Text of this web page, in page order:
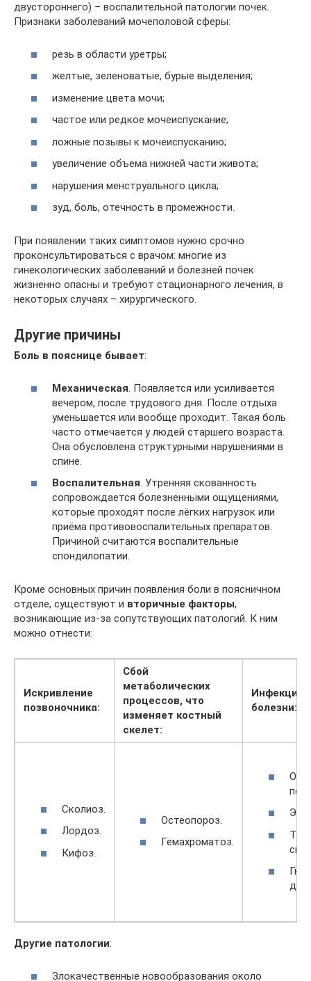
двустороннего) – воспалительной патологии почек.
Признаки заболеваний мочеполовой сферы:
резь в области уретры;
желтые, зеленоватые, бурые выделения;
изменение цвета мочи;
частое или редкое мочеиспускание;
ложные позывы к мочеиспусканию;
увеличение объема нижней части живота;
нарушения менструального цикла;
зуд, боль, отечность в промежности.
При появлении таких симптомов нужно срочно
проконсультироваться с врачом: многие из
гинекологических заболеваний и болезней почек
жизненно опасны и требуют стационарного лечения, в
некоторых случаях – хирургического.
Другие причины
Боль в пояснице бывает:
Механическая. Появляется или усиливается
вечером, после трудового дня. После отдыха
уменьшается или вообще проходит. Такая боль
часто отмечается у людей старшего возраста.
Она обусловлена структурными нарушениями в
спине.
Воспалительная. Утренняя скованность
сопровождается болезненными ощущениями,
которые проходят после лёгких нагрузок или
приёма противовоспалительных препаратов.
Причиной считаются воспалительные
спондилопатии.
Кроме основных причин появления боли в поясничном
отделе, существуют и вторичные факторы,
возникающие из-за сопутствующих патологий. К ним
можно отнести:
Искривление
позвоночника:
Сбой
метаболических
процессов, что
изменяет костный
скелет:
болезни:
Сколиоз.
Лордоз.
Кифоз.
Остеопороз.
Гемахроматоз.
Другие патологии:
Злокачественные новообразования около